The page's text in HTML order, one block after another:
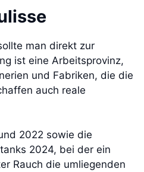
man direkt zur
ist eine Arbeitsprovinz,
und Fabriken, die die
auch reale
2022 sowie die
2024, bei der ein
Rauch die umliegenden